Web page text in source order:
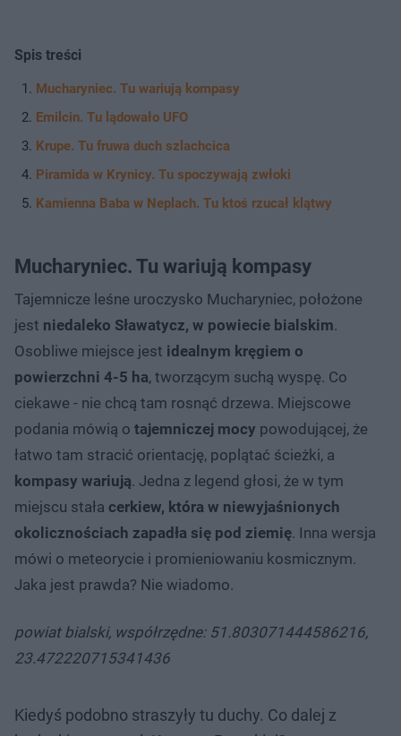
Spis treści
Mucharyniec. Tu wariują kompasy
Emilcin. Tu lądowało UFO
Krupe. Tu fruwa duch szlachcica
Piramida w Krynicy. Tu spoczywają zwłoki
Kamienna Baba w Neplach. Tu ktoś rzucał klątwy
Mucharyniec. Tu wariują kompasy
Tajemnicze leśne uroczysko Mucharyniec, położone
jest niedaleko Sławatycz, w powiecie bialskim.
Osobliwe miejsce jest idealnym kręgiem o
powierzchni 4-5 ha, tworzącym suchą wyspę. Co
ciekawe - nie chcą tam rosnąć drzewa. Miejscowe
podania mówią o tajemniczej mocy powodującej, że
łatwo tam stracić orientację, poplątać ścieżki, a
kompasy wariują. Jedna z legend głosi, że w tym
miejscu stała cerkiew, która w niewyjaśnionych
okolicznościach zapadła się pod ziemię. Inna wersja
mówi o meteorycie i promieniowaniu kosmicznym.
Jaka jest prawda? Nie wiadomo.
powiat bialski, współrzędne: 51.803071444586216,
23.472220715341436
Kiedyś podobno straszyły tu duchy. Co dalej z